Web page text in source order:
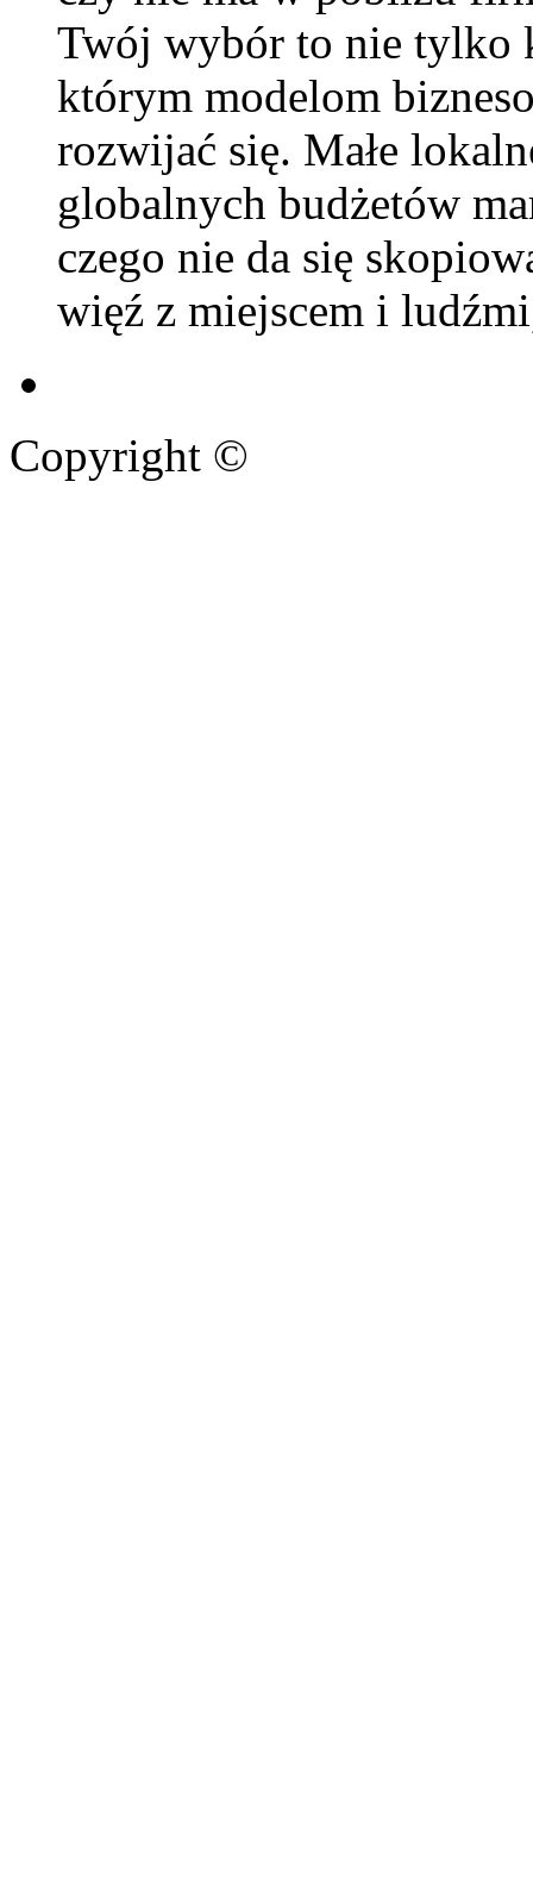
Twój wybór to nie tylko
którym modelom
rozwijać się. Małe
globalnych budżetów
czego nie da się
więź z miejscem i
Copyright ©